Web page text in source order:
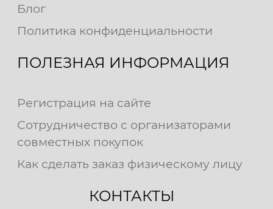
Блог
Политика конфиденциальности
ПОЛЕЗНАЯ ИНФОРМАЦИЯ
Регистрация на сайте
Сотрудничество с организаторами
совместных покупок
Как сделать заказ физическому лицу
КОНТАКТЫ